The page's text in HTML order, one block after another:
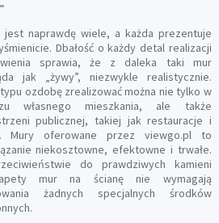
jest naprawdę wiele, a każda prezentuje
Dbałość o każdy detal realizacji
sprawia, że z daleka taki mur
jak „żywy”, niezwykle realistycznie.
ozdobę zrealizować można nie tylko w
własnego mieszkania, ale także
publicznej, takiej jak restauracje i
Mury oferowane przez viewgo.pl to
niekosztowne, efektowne i trwałe.
do prawdziwych kamieni
mur na ścianę nie wymagają
żadnych specjalnych środków